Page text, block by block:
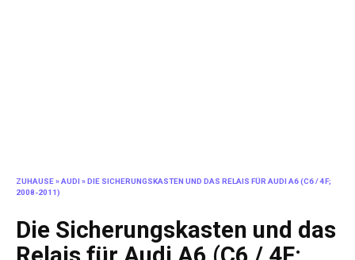
ZUHAUSE»AUDI »DIE SICHERUNGSKASTEN UND DAS RELAIS FÜR AUDI A6 (C6 / 4F;
2008-2011)
Die Sicherungskasten und das